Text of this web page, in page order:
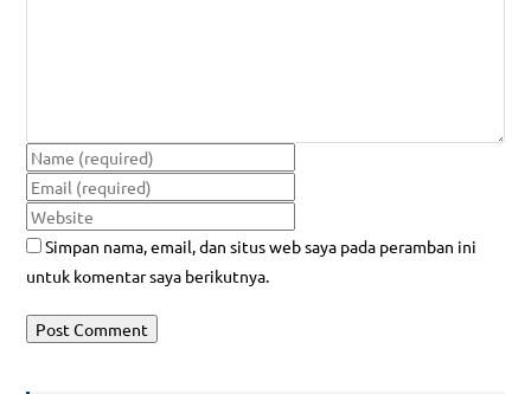
Simpan nama, email, dan situs web saya pada peramban ini
untuk komentar saya berikutnya.